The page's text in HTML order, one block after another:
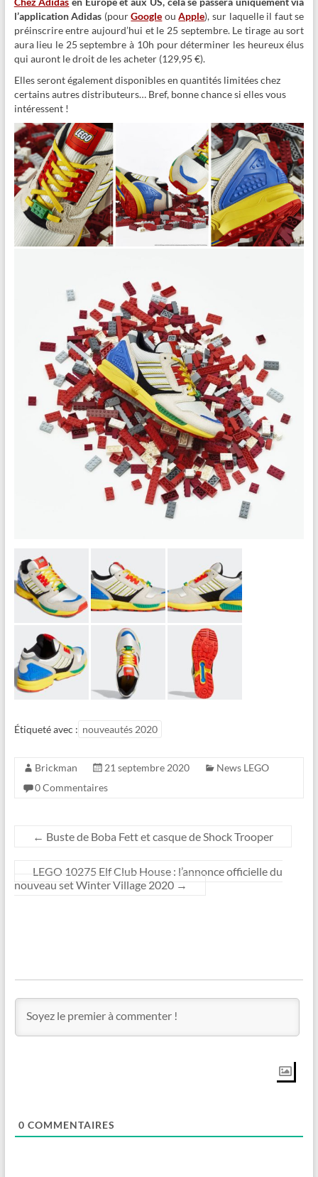
l’application Adidas (pourGoogle ouApple), sur laquelle il faut se
préinscrire entre aujourd’hui et le 25 septembre. Le tirage au sort
aura lieu le 25 septembre à 10h pour déterminer les heureux élus
qui auront le droit de les acheter (129,95 €).
Elles seront également disponibles en quantités limitées chez
certains autres distributeurs… Bref, bonne chance si elles vous
intéressent !
Étiqueté avec : nouveautés 2020
Brickman 21 septembre 2020
News LEGO
0 Commentaires
← Buste de Boba Fett et casque de Shock Trooper
LEGO 10275 Elf Club House : l’annonce officielle du
nouveau set Winter Village 2020 →
0 COMMENTAIRES